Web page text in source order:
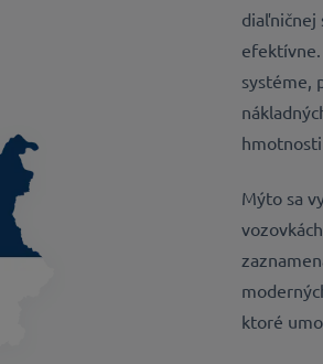
diaľničnej
efektívne.
systéme,
Mýto sa
ktoré